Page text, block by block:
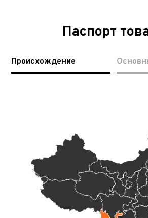
Паспорт
Происхождение